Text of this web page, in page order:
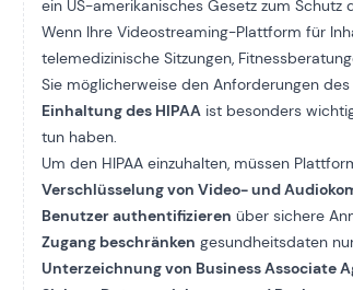
ein US-amerikanisches Gesetz zum
Wenn Ihre Videostreaming-Plattform für
telemedizinische Sitzungen,
Sie möglicherweise den Anforderungen des
Einhaltung des HIPAA ist besonders
tun haben.
Um den HIPAA einzuhalten, müssen
Verschlüsselung von Video- und
Benutzer authentifizieren über sichere
Zugang beschränken gesundheitsdaten
Unterzeichnung von Business Associate